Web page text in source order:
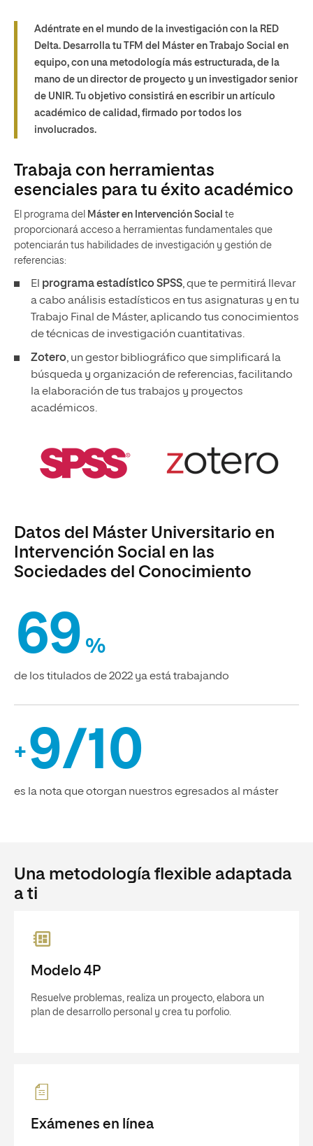
Adéntrate en el mundo de la investigación con la RED
Delta. Desarrolla tu TFM del Máster en Trabajo Social en
equipo, con una metodología más estructurada, de la
mano de un director de proyecto y un investigador senior
de UNIR. Tu objetivo consistirá en escribir un artículo
académico de calidad, firmado por todos los
involucrados.
Trabaja con herramientas
esenciales para tu éxito académico
El programa del Máster en Intervención Social te
proporcionará acceso a herramientas fundamentales que
potenciarán tus habilidades de investigación y gestión de
referencias:
El programa estadístico SPSS, que te permitirá llevar
a cabo análisis estadísticos en tus asignaturas y en tu
Trabajo Final de Máster, aplicando tus conocimientos
de técnicas de investigación cuantitativas.
Zotero, un gestor bibliográfico que simplificará la
búsqueda y organización de referencias, facilitando
la elaboración de tus trabajos y proyectos
académicos.
Datos del Máster Universitario en
Intervención Social en las
Sociedades del Conocimiento
69 %
de los titulados de 2022 ya está trabajando
+ 9/10
es la nota que otorgan nuestros egresados al máster
Una metodología flexible adaptada
a ti
Modelo 4P
Resuelve problemas, realiza un proyecto, elabora un
plan de desarrollo personal y crea tu porfolio.
Exámenes en línea